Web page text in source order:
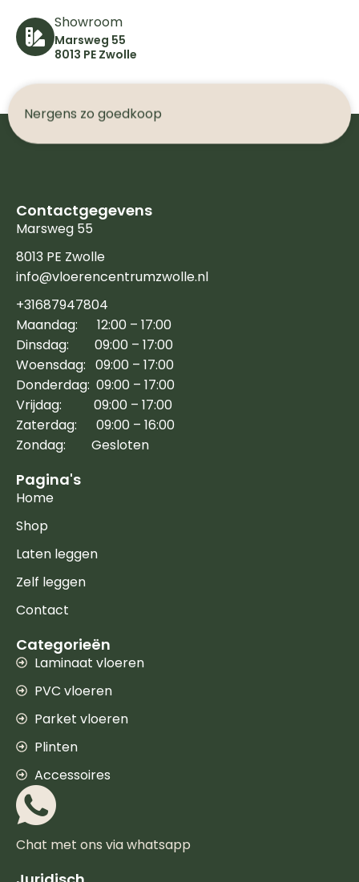
Showroom
Marsweg 55
8013 PE Zwolle
Nergens zo goedkoop
Contactgegevens
Marsweg 55
8013 PE Zwolle
info@vloerencentrumzwolle.nl
+31687947804
Maandag: 12:00 – 17:00
Dinsdag: 09:00 – 17:00
Woensdag: 09:00 – 17:00
Donderdag: 09:00 – 17:00
Vrijdag: 09:00 – 17:00
Zaterdag: 09:00 – 16:00
Zondag: Gesloten
Pagina's
Home
Shop
Laten leggen
Zelf leggen
Contact
Categorieën
Laminaat vloeren
PVC vloeren
Parket vloeren
Plinten
Accessoires
Chat met ons via whatsapp